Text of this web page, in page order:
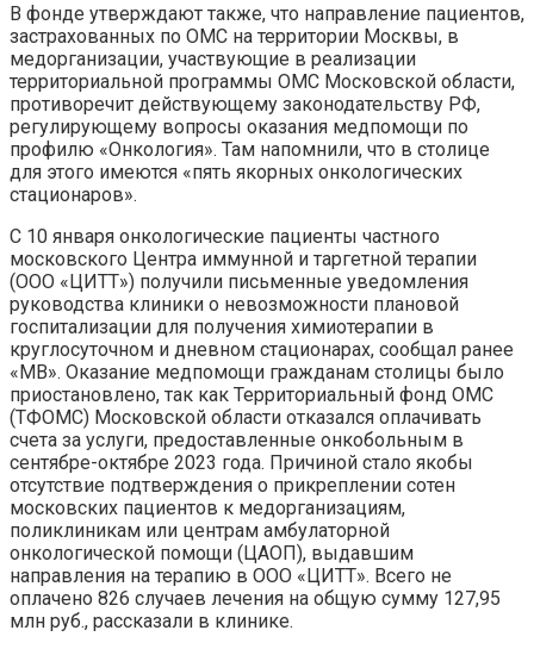
В фонде утверждают также, что направление пациентов,
застрахованных по ОМС на территории Москвы, в
медорганизации, участвующие в реализации
территориальной программы ОМС Московской области,
противоречит действующему законодательству РФ,
регулирующему вопросы оказания медпомощи по
профилю «Онкология». Там напомнили, что в столице
для этого имеются «пять якорных онкологических
стационаров».
С 10 января онкологические пациенты частного
московского Центра иммунной и таргетной терапии
(ООО «ЦИТТ») получили письменные уведомления
руководства клиники о невозможности плановой
госпитализации для получения химиотерапии в
круглосуточном и дневном стационарах, сообщал ранее
«МВ». Оказание медпомощи гражданам столицы было
приостановлено, так как Территориальный фонд ОМС
(ТФОМС) Московской области отказался оплачивать
счета за услуги, предоставленные онкобольным в
сентябре-октябре 2023 года. Причиной стало якобы
отсутствие подтверждения о прикреплении сотен
московских пациентов к медорганизациям,
поликлиникам или центрам амбулаторной
онкологической помощи (ЦАОП), выдавшим
направления на терапию в ООО «ЦИТТ». Всего не
оплачено 826 случаев лечения на общую сумму 127,95
млн руб., рассказали в клинике.